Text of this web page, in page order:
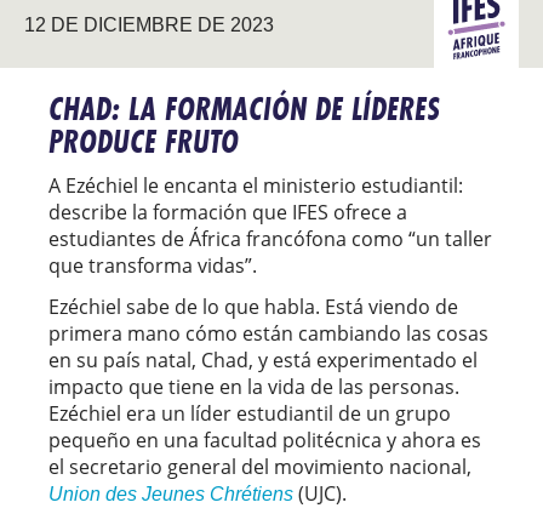
12 DE DICIEMBRE DE 2023
ÁFRICA
CHAD: LA FORMACIÓN DE LÍDERES
PRODUCE FRUTO
A Ezéchiel le encanta el ministerio estudiantil:
describe la formación que IFES ofrece a
estudiantes de África francófona como “un taller
que transforma vidas”.
Ezéchiel sabe de lo que habla. Está viendo de
primera mano cómo están cambiando las cosas
en su país natal, Chad, y está experimentado el
impacto que tiene en la vida de las personas.
Ezéchiel era un líder estudiantil de un grupo
pequeño en una facultad politécnica y ahora es
el secretario general del movimiento nacional,
Union des Jeunes Chrétiens (UJC).